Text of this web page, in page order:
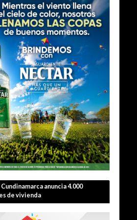
anuncia 4.000
de vivienda